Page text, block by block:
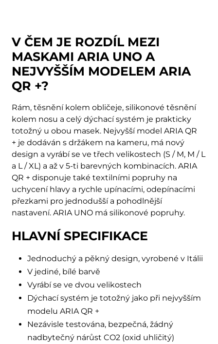
V ČEM JE ROZDÍL MEZI
MASKAMI ARIA UNO A
NEJVYŠŠÍM MODELEM ARIA
QR +?
Rám, těsnění kolem obličeje, silikonové těsnění
kolem nosu a celý dýchací systém je prakticky
totožný u obou masek. Nejvyšší model ARIA QR
+ je dodáván s držákem na kameru, má nový
design a vyrábí se ve třech velikostech (S / M, M / L
a L / XL) a až v 5-ti barevných kombinacích. ARIA
QR + disponuje také textilními popruhy na
uchycení hlavy a rychle upínacími, odepínacími
přezkami pro jednodušší a pohodlnější
nastavení. ARIA UNO má silikonové popruhy.
HLAVNÍ SPECIFIKACE
Jednoduchý a pěkný design, vyrobené v Itálii
V jediné, bílé barvě
Vyrábí se ve dvou velikostech
Dýchací systém je totožný jako při nejvyšším
modelu ARIA QR +
Nezávisle testována, bezpečná, žádný
nadbytečný nárůst CO2 (oxid uhličitý)